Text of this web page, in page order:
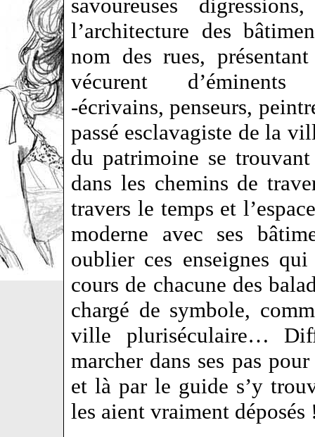
savoureuses
l’architecture des
nom des rues,
vécurent d’éminents
-écrivains, penseurs,
passé esclavagiste de la
du patrimoine se
dans les chemins de
travers le temps et
moderne avec ses
oublier ces enseignes
cours de chacune des
chargé de symbole,
ville pluriséculaire…
marcher dans ses pas
et là par le guide s’y
les aient vraiment déposés